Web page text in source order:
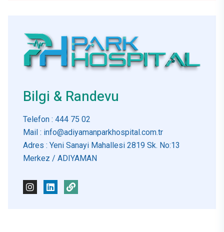
Bilgi & Randevu
Telefon : 444 75 02
Mail : info@adiyamanparkhospital.com.tr
Adres : Yeni Sanayi Mahallesi 2819 Sk. No:13
Merkez / ADIYAMAN